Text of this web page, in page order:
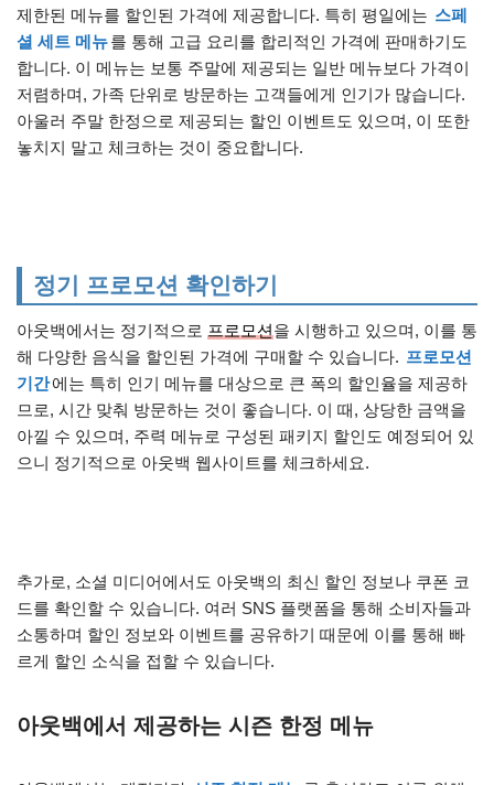
제한된 메뉴를 할인된 가격에 제공합니다. 특히 평일에는 스페
셜 세트 메뉴를 통해 고급 요리를 합리적인 가격에 판매하기도
합니다. 이 메뉴는 보통 주말에 제공되는 일반 메뉴보다 가격이
저렴하며, 가족 단위로 방문하는 고객들에게 인기가 많습니다.
아울러 주말 한정으로 제공되는 할인 이벤트도 있으며, 이 또한
놓치지 말고 체크하는 것이 중요합니다.
정기 프로모션 확인하기
아웃백에서는 정기적으로 프로모션을 시행하고 있으며, 이를 통
해 다양한 음식을 할인된 가격에 구매할 수 있습니다. 프로모션
기간에는 특히 인기 메뉴를 대상으로 큰 폭의 할인율을 제공하
므로, 시간 맞춰 방문하는 것이 좋습니다. 이 때, 상당한 금액을
아낄 수 있으며, 주력 메뉴로 구성된 패키지 할인도 예정되어 있
으니 정기적으로 아웃백 웹사이트를 체크하세요.
추가로, 소셜 미디어에서도 아웃백의 최신 할인 정보나 쿠폰 코
드를 확인할 수 있습니다. 여러 SNS 플랫폼을 통해 소비자들과
소통하며 할인 정보와 이벤트를 공유하기 때문에 이를 통해 빠
르게 할인 소식을 접할 수 있습니다.
아웃백에서 제공하는 시즌 한정 메뉴